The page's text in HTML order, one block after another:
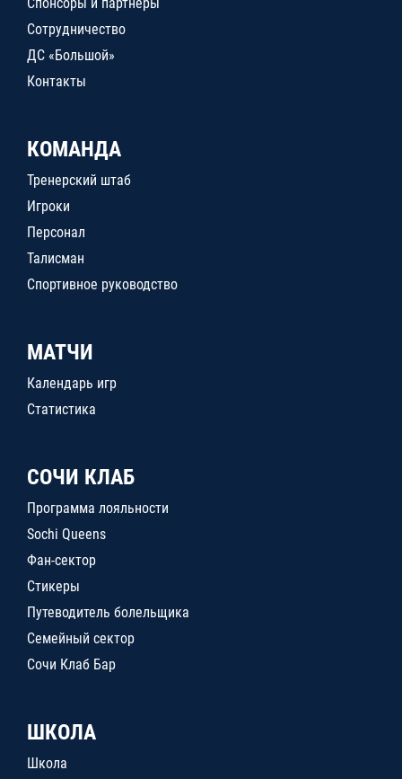
Сотрудничество
ДС «Большой»
Контакты
КОМАНДА
Тренерский штаб
Игроки
Персонал
Талисман
Спортивное руководство
МАТЧИ
Календарь игр
Статистика
СОЧИ КЛАБ
Программа лояльности
Sochi Queens
Фан-сектор
Стикеры
Путеводитель болельщика
Семейный сектор
Сочи Клаб Бар
ШКОЛА
Школа